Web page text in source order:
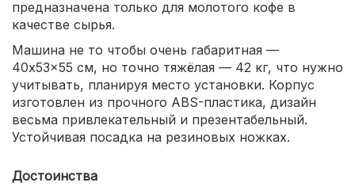
предназначена только для молотого кофе в
качестве сырья.
Машина не то чтобы очень габаритная —
40x53x55 см, но точно тяжёлая — 42 кг, что нужно
учитывать, планируя место установки. Корпус
изготовлен из прочного ABS-пластика, дизайн
весьма привлекательный и презентабельный.
Устойчивая посадка на резиновых ножках.
Достоинства